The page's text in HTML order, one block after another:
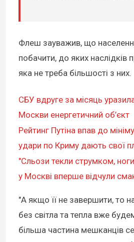
Флеш зауважив, що
побачити, до яких наслідків
яка не треба більшості з них.
СБУ вдруге за місяць
Москви енергетичний об’єкт
Рейтинг Путіна впав до
удари по Криму дають свої
"Сльози текли струмком,
у Москві вперше відчули
"А якщо її не завершити, то
без світла та тепла вже
більша частина мешканців